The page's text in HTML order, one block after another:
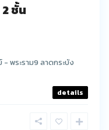
ชั้น
- พระราม9 ลาดกระบัง
details